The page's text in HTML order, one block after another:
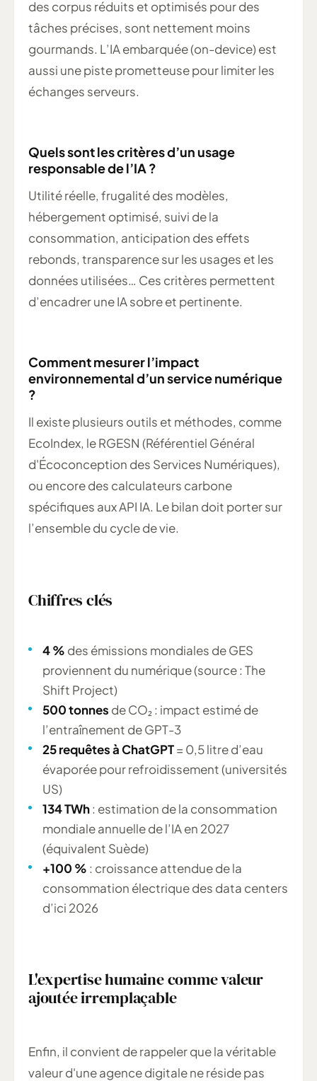
des corpus réduits et optimisés pour des
tâches précises, sont nettement moins
gourmands. L’IA embarquée (on-device) est
aussi une piste prometteuse pour limiter les
échanges serveurs.
Quels sont les critères d’un usage
responsable de l’IA ?
Utilité réelle, frugalité des modèles,
hébergement optimisé, suivi de la
consommation, anticipation des effets
rebonds, transparence sur les usages et les
données utilisées… Ces critères permettent
d’encadrer une IA sobre et pertinente.
Comment mesurer l’impact
environnemental d’un service numérique
?
Il existe plusieurs outils et méthodes, comme
EcoIndex, le RGESN (Référentiel Général
d'Écoconception des Services Numériques),
ou encore des calculateurs carbone
spécifiques aux API IA. Le bilan doit porter sur
l’ensemble du cycle de vie.
Chiffres clés
4 % des émissions mondiales de GES
proviennent du numérique (source : The
Shift Project)
500 tonnes de CO₂ : impact estimé de
l’entraînement de GPT-3
25 requêtes à ChatGPT= 0,5 litre d’eau
évaporée pour refroidissement (universités
US)
134 TWh: estimation de la consommation
mondiale annuelle de l’IA en 2027
(équivalent Suède)
+100 % : croissance attendue de la
consommation électrique des data centers
d’ici 2026
L'expertise humaine comme valeur
ajoutée irremplaçable
Enfin, il convient de rappeler que la véritable
valeur d'une agence digitale ne réside pas